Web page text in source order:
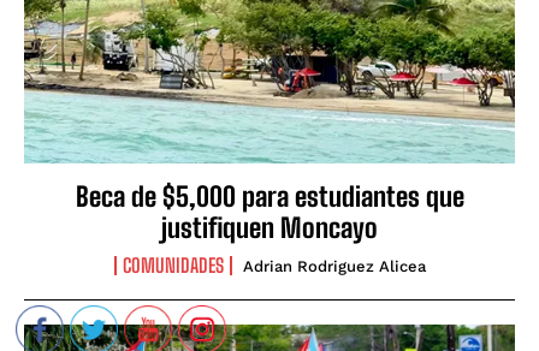
Beca de $5,000 para estudiantes que
justifiquen Moncayo
COMUNIDADES Adrian Rodriguez Alicea